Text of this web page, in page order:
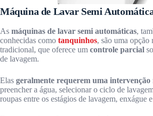
Máquina de Lavar Semi
As máquinas de lavar semi automáticas,
conhecidas como tanquinhos, são uma opção
tradicional, que oferece um controle parcial
de lavagem.
Elas geralmente requerem uma intervenção
preencher a água, selecionar o ciclo de
roupas entre os estágios de lavagem, enxágue